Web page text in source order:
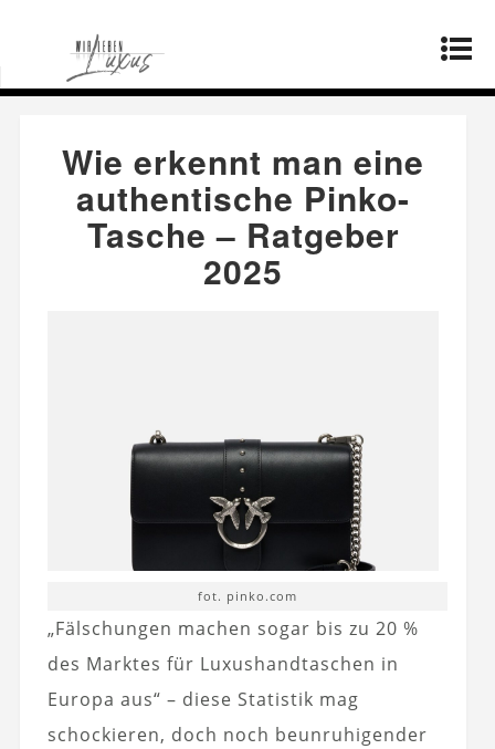
Startseite»
authentische Pinko-Tasche – Ratgeber 2025
Wie erkennt man eine
authentische Pinko-
Tasche – Ratgeber
2025
fot. pinko.com
„Fälschungen machen sogar bis zu 20 %
des Marktes für Luxushandtaschen in
Europa aus“ – diese Statistik mag
schockieren, doch noch beunruhigender